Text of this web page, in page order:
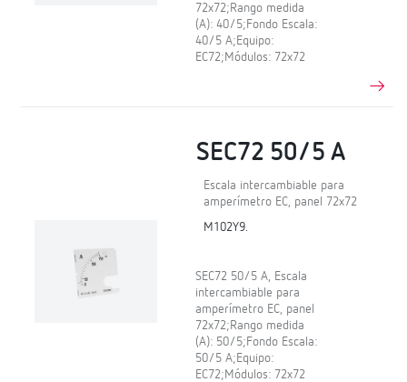
72x72;Rango medida
(A): 40/5;Fondo Escala:
40/5 A;Equipo:
EC72;Módulos: 72x72
SEC72 50/5 A
Escala intercambiable para
amperímetro EC, panel 72x72
M102Y9.
SEC72 50/5 A, Escala
intercambiable para
amperímetro EC, panel
72x72;Rango medida
(A): 50/5;Fondo Escala:
50/5 A;Equipo:
EC72;Módulos: 72x72